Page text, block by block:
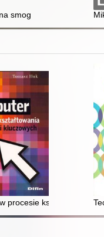
smog
darmowych
w gimnazjach
procesie kształtowania